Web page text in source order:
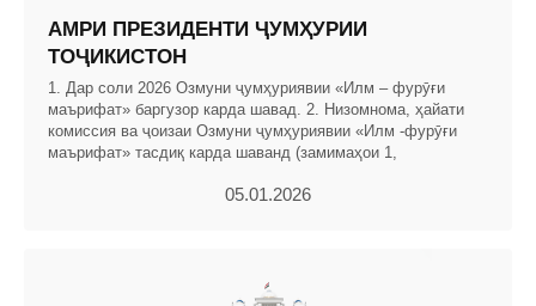
АМРИ ПРЕЗИДЕНТИ ҶУМҲУРИИ
ТОҶИКИСТОН
1. Дар соли 2026 Озмуни ҷумҳуриявии «Илм – фурӯғи
маърифат» баргузор карда шавад. 2. Низомнома, ҳайати
комиссия ва ҷоизаи Озмуни ҷумҳуриявии «Илм -фурӯғи
маърифат» тасдиқ карда шаванд (замимаҳои 1,
05.01.2026